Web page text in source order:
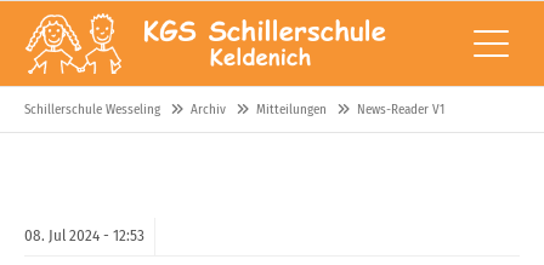
Schillerschule Wesseling Archiv Mitteilungen News-Reader V1
08. Jul 2024 - 12:53